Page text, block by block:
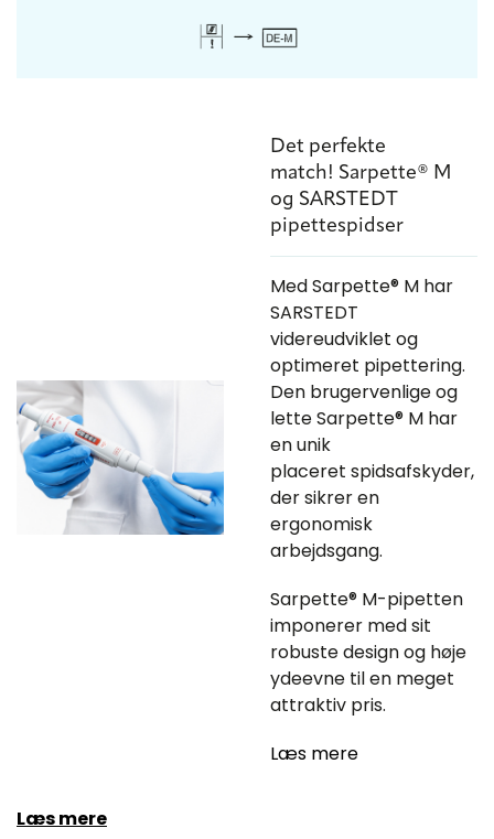
Det perfekte
match! Sarpette® M
og SARSTEDT
pipettespidser
Med Sarpette® M har
SARSTEDT
videreudviklet og
optimeret pipettering.
Den brugervenlige og
lette Sarpette® M har
en unik
placeret spidsafskyder,
der sikrer en
ergonomisk
arbejdsgang.
Sarpette® M-pipetten
imponerer med sit
robuste design og høje
ydeevne til en meget
attraktiv pris.
Læs mere
Læs mere